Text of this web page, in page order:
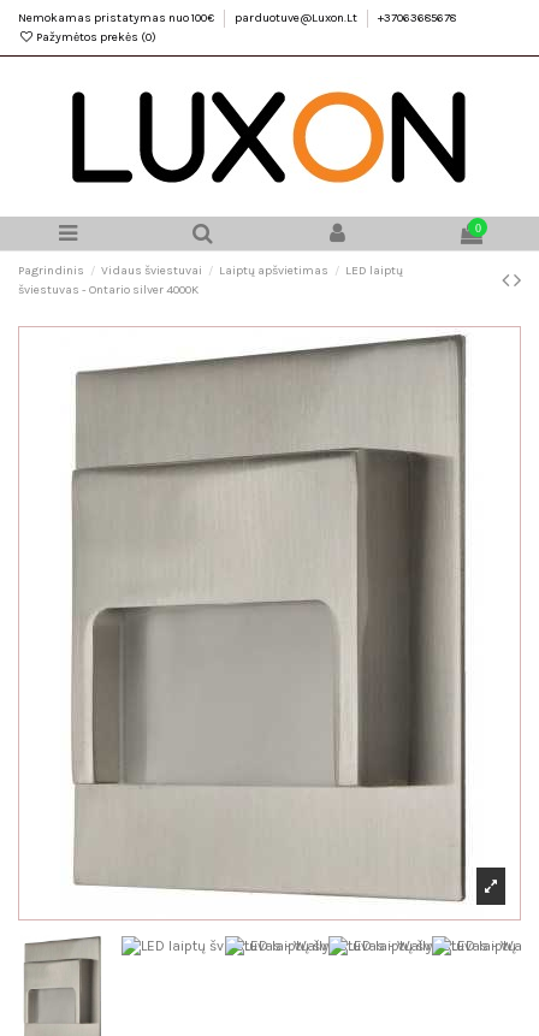
Nemokamas pristatymas nuo 100€ parduotuve@Luxon.Lt
+37063685678
Pažymėtos prekės (0)
0
Pagrindinis Vidaus šviestuvai Laiptų apšvietimas
LED laiptų
šviestuvas - Ontario silver 4000K